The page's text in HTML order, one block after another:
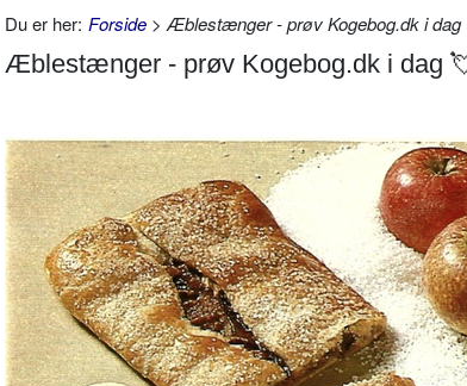
Du er her: Forside > Æblestænger - prøv Kogebog.dk i dag
Æblestænger - prøv Kogebog.dk i dag